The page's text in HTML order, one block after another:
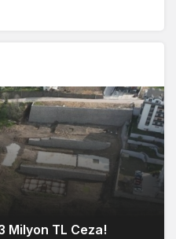
Milyon TL Ceza!